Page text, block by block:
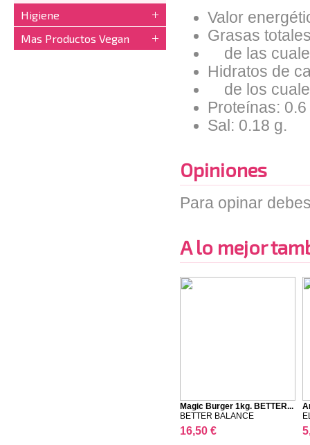
Higiene
Mas Productos Vegan
Valor
Grasas
de las
Hidratos de
de los
Proteínas: 0.6
Sal: 0.18 g.
Opiniones
Para opinar
A lo mejor
Magic Burger 1kg. BETTER...
BETTER BALANCE
16,50 €